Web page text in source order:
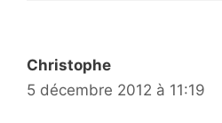
Christophe
5 décembre 2012 à 11:19